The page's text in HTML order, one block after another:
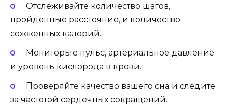
Отслеживайте количество шагов,
пройденные расстояние, и количество
сожженных калорий.
Мониторьте пульс, артериальное давление
и уровень кислорода в крови.
Проверяйте качество вашего сна и следите
за частотой сердечных сокращений.